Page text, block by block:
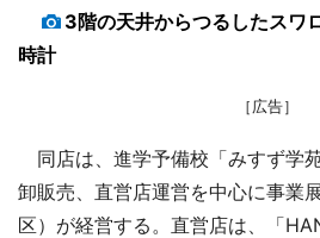
3階の天井からつるしたスワ
時計
［広告］
同店は、進学予備校「みすず学
卸販売、直営店運営を中心に事業
区）が経営する。直営店は、「